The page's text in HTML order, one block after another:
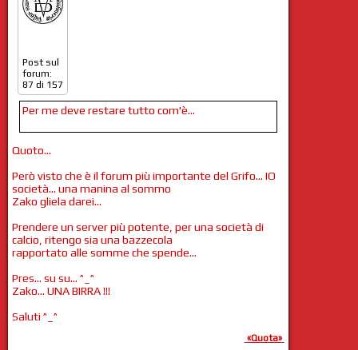
Post sul
forum:
87 di 157
Per me deve restare tutto com'è...
Quoto...
Però visto che è il forum più importante del Grifo... IO
società... una manina al sommo
Zako gliela darei...
Prendere un server più potente, per una società di
calcio, ritengo sia una bazzecola
rapportato alle somme che spende...
Pres... su su... ^_^
Zako... UNA BIRRA !!!
Saluti ^_^
«Quota»